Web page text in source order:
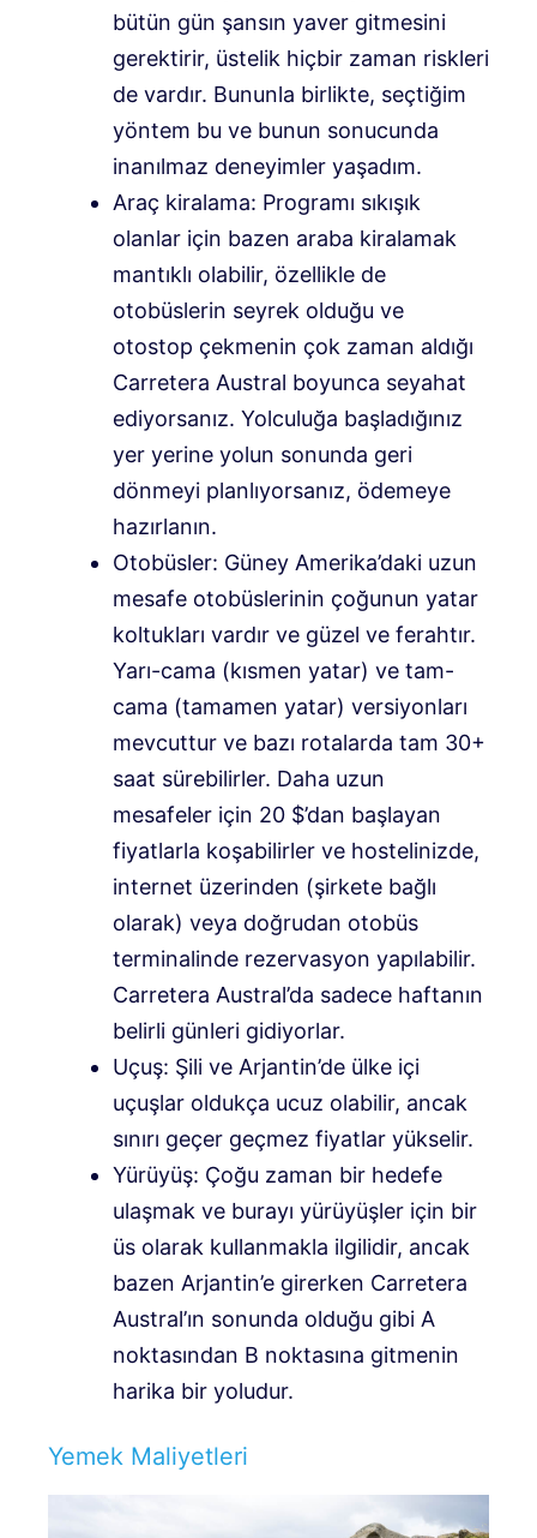
bütün gün şansın yaver gitmesini
gerektirir, üstelik hiçbir zaman riskleri
de vardır. Bununla birlikte, seçtiğim
yöntem bu ve bunun sonucunda
inanılmaz deneyimler yaşadım.
Araç kiralama: Programı sıkışık
olanlar için bazen araba kiralamak
mantıklı olabilir, özellikle de
otobüslerin seyrek olduğu ve
otostop çekmenin çok zaman aldığı
Carretera Austral boyunca seyahat
ediyorsanız. Yolculuğa başladığınız
yer yerine yolun sonunda geri
dönmeyi planlıyorsanız, ödemeye
hazırlanın.
Otobüsler: Güney Amerika’daki uzun
mesafe otobüslerinin çoğunun yatar
koltukları vardır ve güzel ve ferahtır.
Yarı-cama (kısmen yatar) ve tam-
cama (tamamen yatar) versiyonları
mevcuttur ve bazı rotalarda tam 30+
saat sürebilirler. Daha uzun
mesafeler için 20 $’dan başlayan
fiyatlarla koşabilirler ve hostelinizde,
internet üzerinden (şirkete bağlı
olarak) veya doğrudan otobüs
terminalinde rezervasyon yapılabilir.
Carretera Austral’da sadece haftanın
belirli günleri gidiyorlar.
Uçuş: Şili ve Arjantin’de ülke içi
uçuşlar oldukça ucuz olabilir, ancak
sınırı geçer geçmez fiyatlar yükselir.
Yürüyüş: Çoğu zaman bir hedefe
ulaşmak ve burayı yürüyüşler için bir
üs olarak kullanmakla ilgilidir, ancak
bazen Arjantin’e girerken Carretera
Austral’ın sonunda olduğu gibi A
noktasından B noktasına gitmenin
harika bir yoludur.
Yemek Maliyetleri